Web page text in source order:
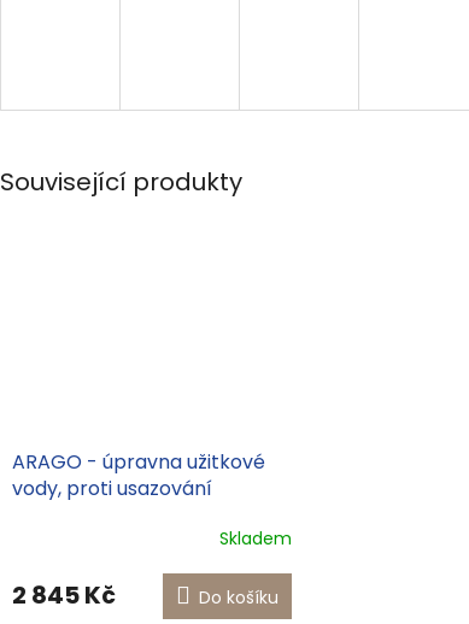
Související produkty
ARAGO - úpravna užitkové
vody, proti usazování
Skladem
2 845 Kč Do košíku